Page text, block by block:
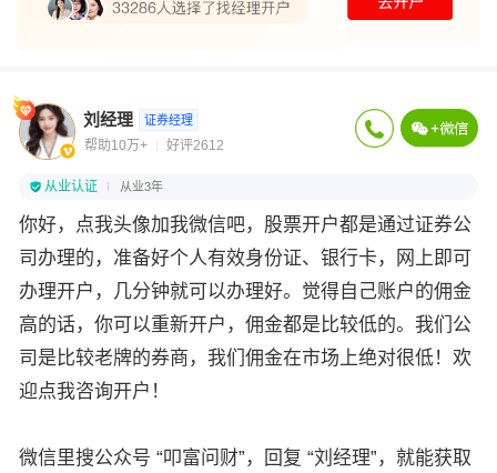
刘经理 证券经理
帮助10万+ 好评2612
从业认证 从业3年
你好，点我头像加我微信吧，股票开户都是通过证券公
司办理的，准备好个人有效身份证、银行卡，网上即可
办理开户，几分钟就可以办理好。觉得自己账户的佣金
高的话，你可以重新开户，佣金都是比较低的。我们公
司是比较老牌的券商，我们佣金在市场上绝对很低！欢
迎点我咨询开户！
微信里搜公众号 “叩富问财”，回复 “刘经理”，就能获取